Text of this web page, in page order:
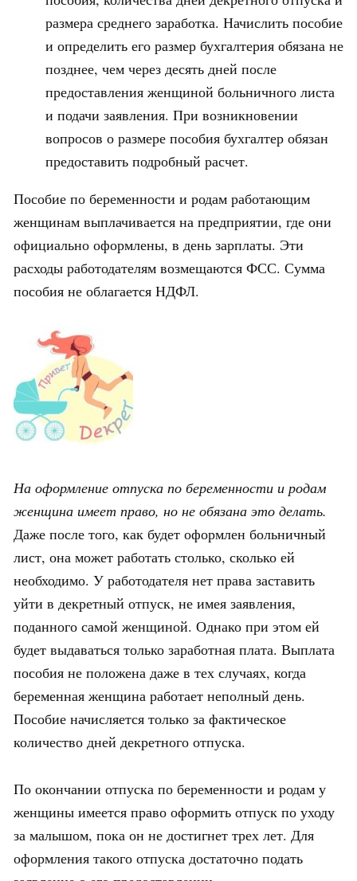
размера среднего заработка. Начислить пособие
и определить его размер бухгалтерия обязана не
позднее, чем через десять дней после
предоставления женщиной больничного листа
и подачи заявления. При возникновении
вопросов о размере пособия бухгалтер обязан
предоставить подробный расчет.
Пособие по беременности и родам работающим
женщинам выплачивается на предприятии, где они
официально оформлены, в день зарплаты. Эти
расходы работодателям возмещаются ФСС. Сумма
пособия не облагается НДФЛ.
На оформление отпуска по беременности и родам
женщина имеет право, но не обязана это делать.
Даже после того, как будет оформлен больничный
лист, она может работать столько, сколько ей
необходимо. У работодателя нет права заставить
уйти в декретный отпуск, не имея заявления,
поданного самой женщиной. Однако при этом ей
будет выдаваться только заработная плата. Выплата
пособия не положена даже в тех случаях, когда
беременная женщина работает неполный день.
Пособие начисляется только за фактическое
количество дней декретного отпуска.
По окончании отпуска по беременности и родам у
женщины имеется право оформить отпуск по уходу
за малышом, пока он не достигнет трех лет. Для
оформления такого отпуска достаточно подать